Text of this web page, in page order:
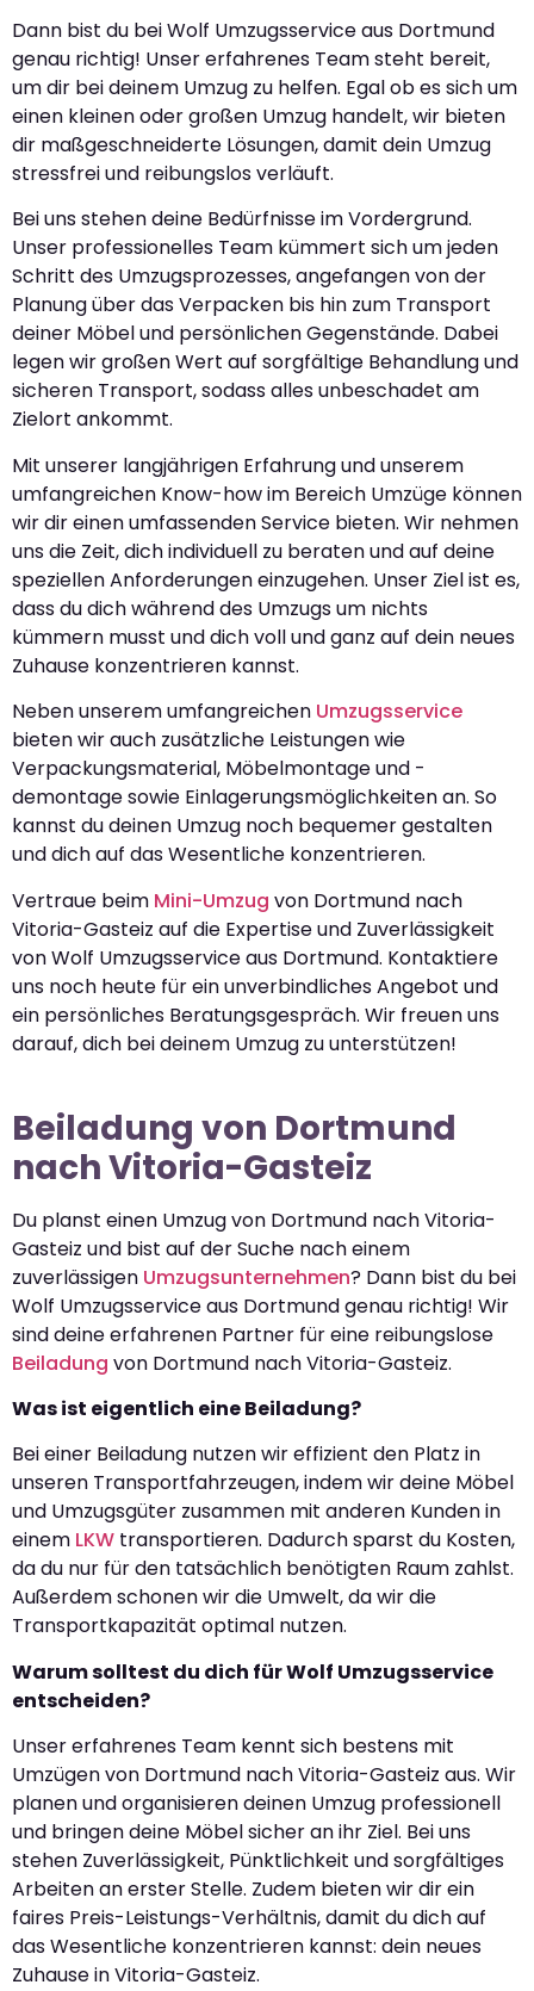
Dann bist du bei Wolf Umzugsservice aus Dortmund
genau richtig! Unser erfahrenes Team steht bereit,
um dir bei deinem Umzug zu helfen. Egal ob es sich um
einen kleinen oder großen Umzug handelt, wir bieten
dir maßgeschneiderte Lösungen, damit dein Umzug
stressfrei und reibungslos verläuft.
Bei uns stehen deine Bedürfnisse im Vordergrund.
Unser professionelles Team kümmert sich um jeden
Schritt des Umzugsprozesses, angefangen von der
Planung über das Verpacken bis hin zum Transport
deiner Möbel und persönlichen Gegenstände. Dabei
legen wir großen Wert auf sorgfältige Behandlung und
sicheren Transport, sodass alles unbeschadet am
Zielort ankommt.
Mit unserer langjährigen Erfahrung und unserem
umfangreichen Know-how im Bereich Umzüge können
wir dir einen umfassenden Service bieten. Wir nehmen
uns die Zeit, dich individuell zu beraten und auf deine
speziellen Anforderungen einzugehen. Unser Ziel ist es,
dass du dich während des Umzugs um nichts
kümmern musst und dich voll und ganz auf dein neues
Zuhause konzentrieren kannst.
Neben unserem umfangreichen Umzugsservice
bieten wir auch zusätzliche Leistungen wie
Verpackungsmaterial, Möbelmontage und -
demontage sowie Einlagerungsmöglichkeiten an. So
kannst du deinen Umzug noch bequemer gestalten
und dich auf das Wesentliche konzentrieren.
Vertraue beim Mini-Umzug von Dortmund nach
Vitoria-Gasteiz auf die Expertise und Zuverlässigkeit
von Wolf Umzugsservice aus Dortmund. Kontaktiere
uns noch heute für ein unverbindliches Angebot und
ein persönliches Beratungsgespräch. Wir freuen uns
darauf, dich bei deinem Umzug zu unterstützen!
Beiladung von Dortmund
nach Vitoria-Gasteiz
Du planst einen Umzug von Dortmund nach Vitoria-
Gasteiz und bist auf der Suche nach einem
zuverlässigen Umzugsunternehmen? Dann bist du bei
Wolf Umzugsservice aus Dortmund genau richtig! Wir
sind deine erfahrenen Partner für eine reibungslose
Beiladung von Dortmund nach Vitoria-Gasteiz.
Was ist eigentlich eine Beiladung?
Bei einer Beiladung nutzen wir effizient den Platz in
unseren Transportfahrzeugen, indem wir deine Möbel
und Umzugsgüter zusammen mit anderen Kunden in
einem LKW transportieren. Dadurch sparst du Kosten,
da du nur für den tatsächlich benötigten Raum zahlst.
Außerdem schonen wir die Umwelt, da wir die
Transportkapazität optimal nutzen.
Warum solltest du dich für Wolf Umzugsservice
entscheiden?
Unser erfahrenes Team kennt sich bestens mit
Umzügen von Dortmund nach Vitoria-Gasteiz aus. Wir
planen und organisieren deinen Umzug professionell
und bringen deine Möbel sicher an ihr Ziel. Bei uns
stehen Zuverlässigkeit, Pünktlichkeit und sorgfältiges
Arbeiten an erster Stelle. Zudem bieten wir dir ein
faires Preis-Leistungs-Verhältnis, damit du dich auf
das Wesentliche konzentrieren kannst: dein neues
Zuhause in Vitoria-Gasteiz.